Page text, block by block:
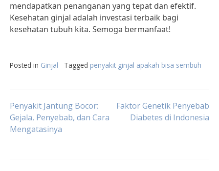
mendapatkan penanganan yang tepat dan efektif.
Kesehatan ginjal adalah investasi terbaik bagi
kesehatan tubuh kita. Semoga bermanfaat!
Posted in Ginjal Tagged penyakit ginjal apakah bisa sembuh
Post
navigation
Penyakit Jantung Bocor:
Gejala, Penyebab, dan Cara
Mengatasinya
Faktor Genetik Penyebab
Diabetes di Indonesia